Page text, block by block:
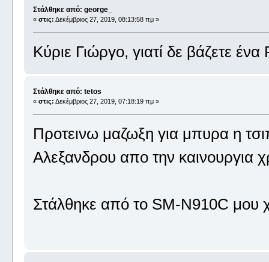
Στάλθηκε από: george_
« στις: Δεκέμβριος 27, 2019, 08:13:58 πμ »
Κύριε Γιώργο, γιατί δε βάζετε
Στάλθηκε από: tetos
« στις: Δεκέμβριος 27, 2019, 07:18:19 πμ »
Προτεινω μαζωξη για μπυρα η
Αλεξανδρου απο την καινουργια
Στάλθηκε από το SM-N910C μου